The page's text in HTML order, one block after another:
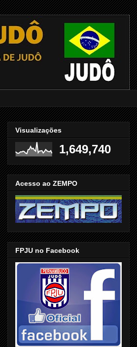
Visualizações
1,649,740
Acesso ao ZEMPO
FPJU no Facebook